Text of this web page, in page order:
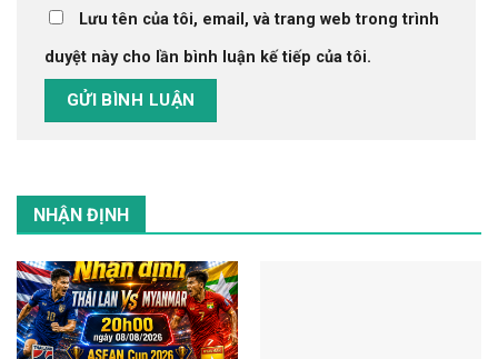
Lưu tên của tôi, email, và trang web trong trình
duyệt này cho lần bình luận kế tiếp của tôi.
NHẬN ĐỊNH